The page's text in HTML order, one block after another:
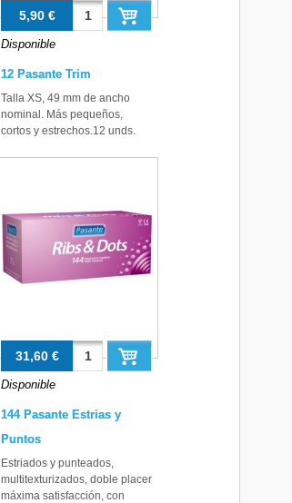
5,90 €
Disponible
12 Pasante Trim
Talla XS, 49 mm de ancho
nominal. Más pequeños,
cortos y estrechos.12 unds.
31,60 €
Disponible
144 Pasante Estrias y
Puntos
Estriados y punteados,
multitexturizados, doble placer
máxima satisfacción, con